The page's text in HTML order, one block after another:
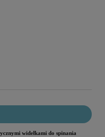
widełkami do spinania